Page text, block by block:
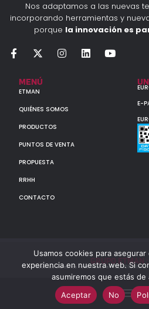
Nos adaptamos a las nuevas
incorporando herramientas y
porque la innovación es
MENÚ
ETMAN
QUIÉNES SOMOS
PRODUCTOS
PUNTOS DE VENTA
PROPUESTA
RRHH
CONTACTO
E-
GRUPO ETMAN
Todos los derechos reservados a
Usamos cookies para
experiencia en nuestra web. Si
asumiremos que estás de
Aceptar
No